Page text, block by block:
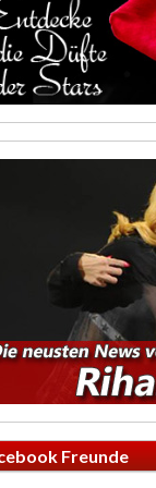
Freunde